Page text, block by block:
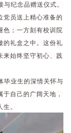
纪念品赠送仪式。
党员送上精心准备的
色；一方刻有校训院
的礼盒之中。这份礼
来始终坚守初心、践
毕业生的深情关怀与
自己的广阔天地，
。